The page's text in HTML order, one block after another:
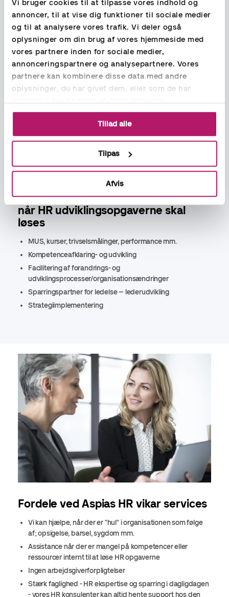
Vi bruger cookies til at tilpasse vores indhold og
annoncer, til at vise dig funktioner til sociale medier
og til at analysere vores trafik. Vi deler også
oplysninger om din brug af vores hjemmeside med
vores partnere inden for sociale medier,
annonceringspartnere og analysepartnere. Vores
partnere kan kombinere disse data med andre
oplysninger, du har givet dem, eller som de har
indsamlet fra din brug af deres tjenester.
Tillad alle
Tilpas
Afvis
Brug vores erfarne HR konsulenter,
når HR udviklingsopgaverne skal
løses
MUS, kurser, trivselsmålinger, performance mm.
Kompetenceafklaring- og udvikling
Facilitering af forandrings- og
udviklingsprocesser/organisationsændringer
Sparringspartner for ledelse – lederudvikling
Strategiimplementering
Fordele ved Aspias HR vikar services
Vi kan hjælpe, når der er "hul" i organisationen som følge
af; opsigelse, barsel, sygdom mm.
Assistance når der er mangel på kompetencer eller
ressourcer internt til at løse HR opgaverne
Ingen arbejdsgiverforpligtelser
Stærk faglighed - HR ekspertise og sparring i dagligdagen
- vores HR konsulenter kan altid hente support hos den